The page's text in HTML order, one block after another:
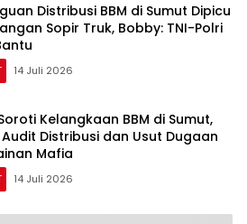
Distribusi BBM di Sumut Dipicu
Sopir Truk, Bobby: TNI-Polri
14 Juli 2026
Soroti Kelangkaan BBM di Sumut,
Distribusi dan Usut Dugaan
Mafia
14 Juli 2026